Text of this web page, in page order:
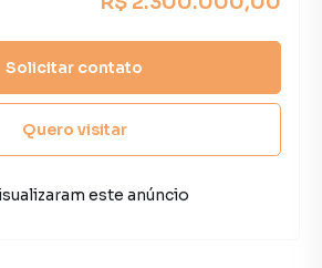
Solicitar contato
Quero visitar
este anúncio